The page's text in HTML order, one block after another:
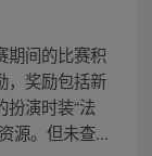
期间的比赛积
，奖励包括新
演时装“法
源。但未查...